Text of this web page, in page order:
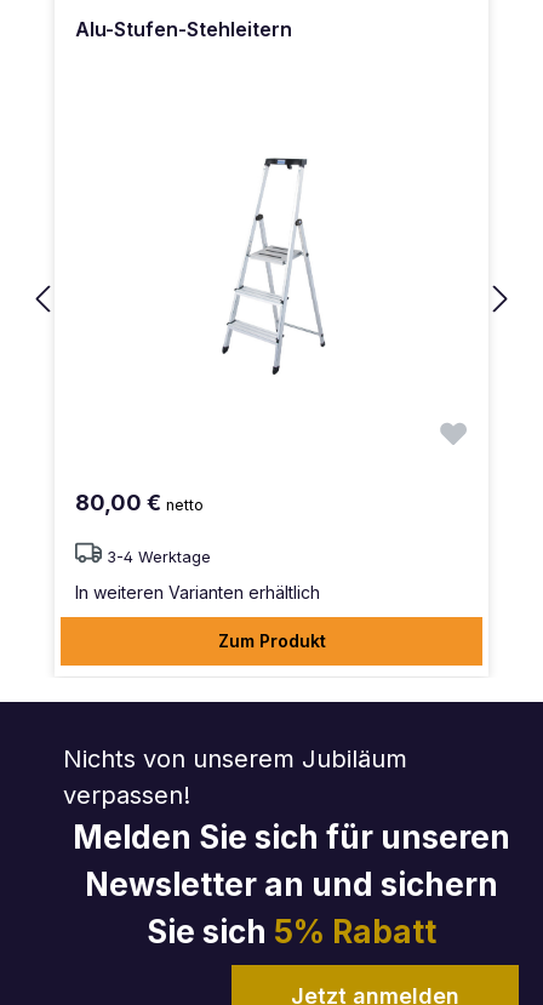
Alu-Stufen-Stehleitern
80,00 € netto
3-4 Werktage
In weiteren Varianten erhältlich
Zum Produkt
Nichts von unserem Jubiläum
verpassen!
Melden Sie sich für unseren
Newsletter an und sichern
Sie sich 5% Rabatt
Jetzt anmelden